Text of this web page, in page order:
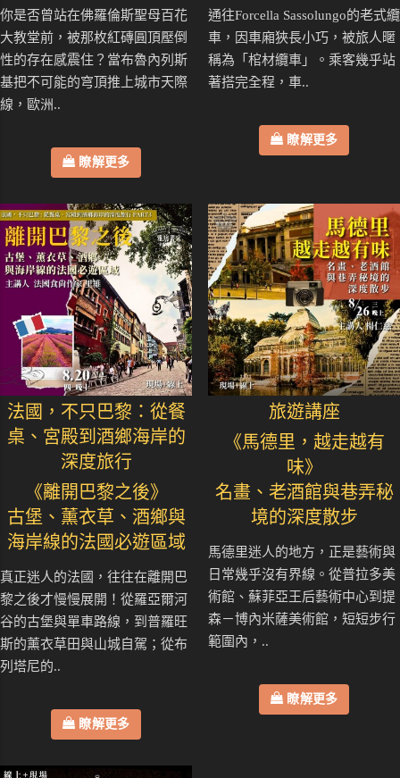
你是否曾站在佛羅倫斯聖母百花
大教堂前，被那枚紅磚圓頂壓倒
性的存在感震住？當布魯內列斯
基把不可能的穹頂推上城市天際
線，歐洲..
瞭解更多
通往Forcella Sassolungo的老式纜
車，因車廂狹長小巧，被旅人暱
稱為「棺材纜車」。乘客幾乎站
著搭完全程，車..
瞭解更多
法國，不只巴黎：從餐
桌、宮殿到酒鄉海岸的
深度旅行
《離開巴黎之後》
古堡、薰衣草、酒鄉與
海岸線的法國必遊區域
真正迷人的法國，往往在離開巴
黎之後才慢慢展開！從羅亞爾河
谷的古堡與單車路線，到普羅旺
斯的薰衣草田與山城自駕；從布
列塔尼的..
瞭解更多
旅遊講座
《馬德里，越走越有
味》
名畫、老酒館與巷弄秘
境的深度散步
馬德里迷人的地方，正是藝術與
日常幾乎沒有界線。從普拉多美
術館、蘇菲亞王后藝術中心到提
森－博內米薩美術館，短短步行
範圍內，..
瞭解更多